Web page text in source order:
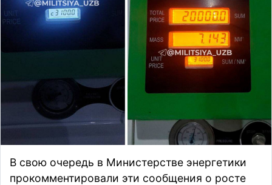
В свою очередь в Министерстве энергетики
прокомментировали эти сообщения о росте